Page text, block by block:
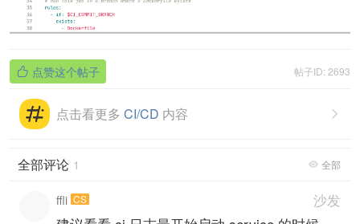
帖子ID: 2693
 点赞这个帖子

点击看更多 CI/CD 内容
 全部
全部评论 1
沙发
ffli CS